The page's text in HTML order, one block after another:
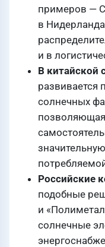
примеров —
в
и в
В китайской
развивается
солнечных
Российские
подобные
и
солнечные